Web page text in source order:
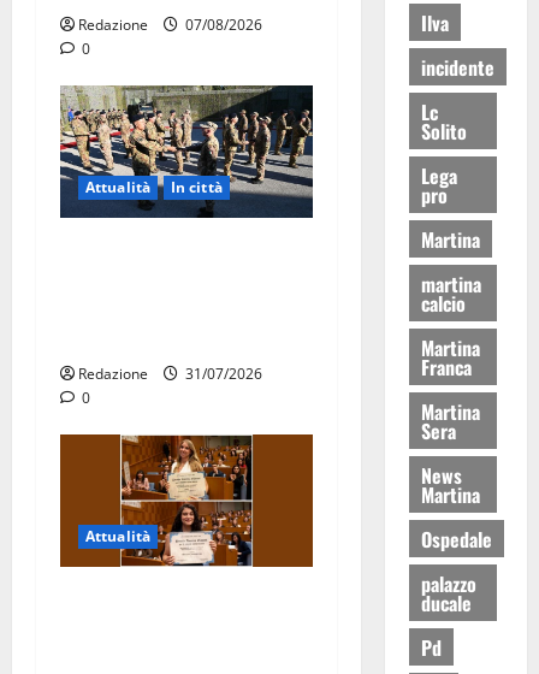
Redazione
07/08/2026
0
Attualità In città
Redazione
31/07/2026
0
Attualità
Ilva
incidente
Lc
Solito
Lega
pro
Martina
martina
calcio
Martina
Franca
Martina
Sera
News
Martina
Ospedale
palazzo
ducale
Pd